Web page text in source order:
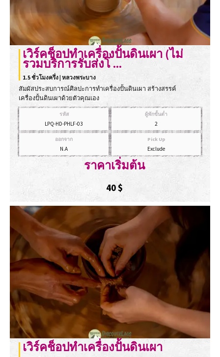
เวิร์คช็อปทำเครื่องปั้นดินเผา (ไม่
รวมบริการรับส่งโ ...
1.5 ชั่วโมงครึ่ง | หลวงพระบาง
สัมผัสประสบการณ์ศิลปะการทำเครื่องปั้นดินเผา สร้างสรรค์
เครื่องปั้นดินเผาด้วยตัวคุณเอง
รหัส
LPQ-HD-PHLF-03
ผู้พักขั้นต่ำ
2
ออกจาก
N.A
Pick Up
Exclude
ราคาเริ่มต้น
40$
เวิร์คช็อปทำเครื่องปั้นดินเผา